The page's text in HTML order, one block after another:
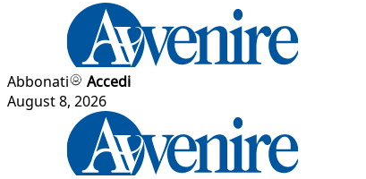
Abbonati
Accedi
August 8, 2026